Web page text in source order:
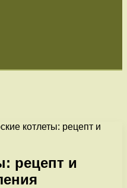
котлеты: рецепт и
рецепт и